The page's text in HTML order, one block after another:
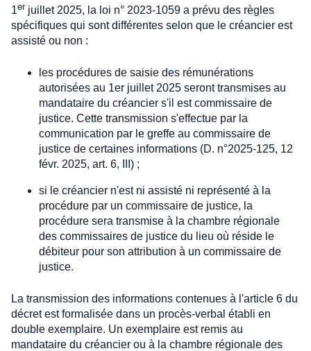
1er juillet 2025, la loi n° 2023-1059 a prévu des règles
spécifiques qui sont différentes selon que le créancier est
assisté ou non :
les procédures de saisie des rémunérations
autorisées au 1er juillet 2025 seront transmises au
mandataire du créancier s'il est commissaire de
justice. Cette transmission s'effectue par la
communication par le greffe au commissaire de
justice de certaines informations (D. n°2025-125, 12
févr. 2025, art. 6, III) ;
si le créancier n'est ni assisté ni représenté à la
procédure par un commissaire de justice, la
procédure sera transmise à la chambre régionale
des commissaires de justice du lieu où réside le
débiteur pour son attribution à un commissaire de
justice.
La transmission des informations contenues à l'article 6 du
décret est formalisée dans un procès-verbal établi en
double exemplaire. Un exemplaire est remis au
mandataire du créancier ou à la chambre régionale des